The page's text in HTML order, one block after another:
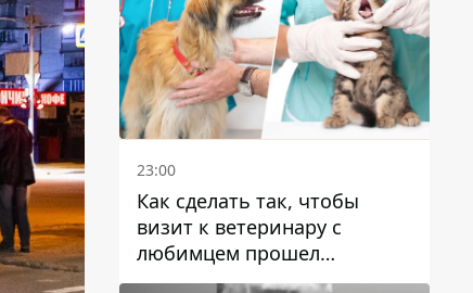
23:00
Как сделать так, чтобы
визит к ветеринару с
любимцем прошел
спокойно: простые советы